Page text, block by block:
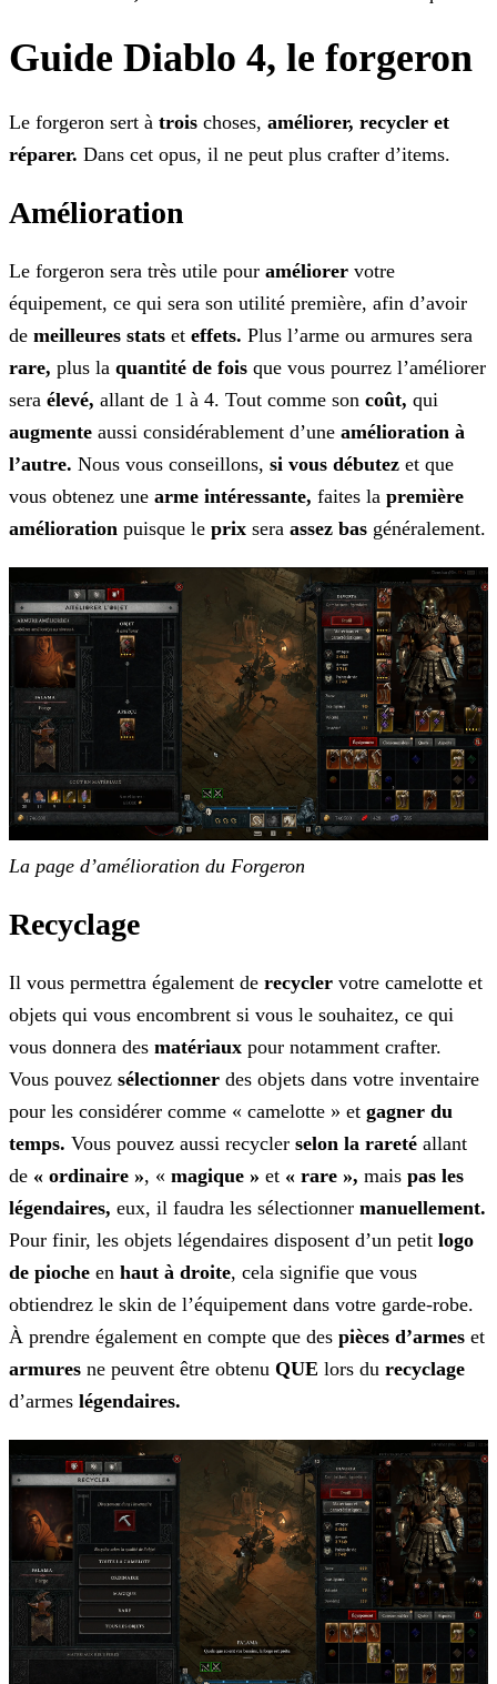
Guide Diablo 4, le forgeron
Le forgeron sert à trois choses, améliorer, recycler et
réparer. Dans cet opus, il ne peut plus crafter d’items.
Amélioration
Le forgeron sera très utile pour améliorer votre
équipement, ce qui sera son utilité première, afin d’avoir
de meilleures stats et effets. Plus l’arme ou armures sera
rare, plus la quantité de fois que vous pourrez l’améliorer
sera élevé, allant de 1 à 4. Tout comme son coût, qui
augmente aussi considérablement d’une amélioration à
l’autre. Nous vous conseillons, si vous débutez et que
vous obtenez une arme intéressante, faites la première
amélioration puisque le prix sera assez bas généralement.
La page d’amélioration du Forgeron
Recyclage
Il vous permettra également de recycler votre camelotte et
objets qui vous encombrent si vous le souhaitez, ce qui
vous donnera des matériaux pour notamment crafter.
Vous pouvez sélectionner des objets dans votre inventaire
pour les considérer comme « camelotte » et gagner du
temps. Vous pouvez aussi recycler selon la rareté allant
de « ordinaire », « magique » et « rare », mais pas les
légendaires, eux, il faudra les sélectionner manuellement.
Pour finir, les objets légendaires disposent d’un petit logo
de pioche en haut à droite, cela signifie que vous
obtiendrez le skin de l’équipement dans votre garde-robe.
À prendre également en compte que des pièces d’armes et
armures ne peuvent être obtenu QUE lors du recyclage
d’armes légendaires.